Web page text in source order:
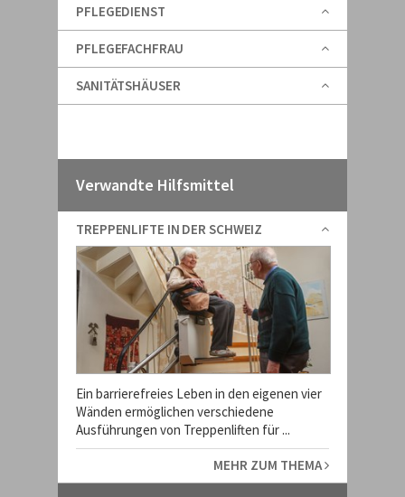
PFLEGEDIENST
PFLEGEFACHFRAU
SANITÄTSHÄUSER
Verwandte Hilfsmittel
TREPPENLIFTE IN DER SCHWEIZ
Ein barrierefreies Leben in den eigenen vier
Wänden ermöglichen verschiedene
Ausführungen von Treppenliften für ...
MEHR ZUM THEMA